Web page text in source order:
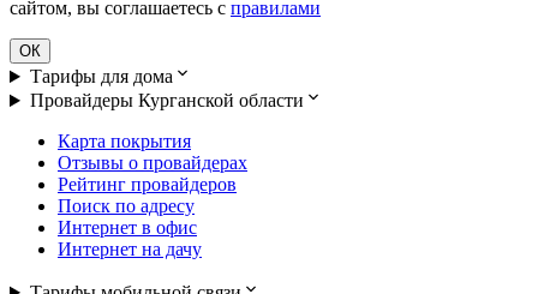
сайтом, вы соглашаетесь с правилами
ОК
Тарифы для дома
Провайдеры Курганской области
Карта покрытия
Отзывы о провайдерах
Рейтинг провайдеров
Поиск по адресу
Интернет в офис
Интернет на дачу